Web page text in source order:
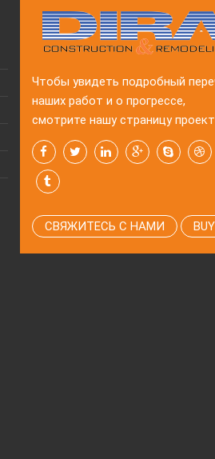
Чтобы увидеть подробный
наших работ и о прогрессе,
смотрите нашу страницу
СВЯЖИТЕСЬ С НАМИ BUY